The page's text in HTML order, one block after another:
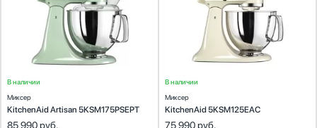
Тип миксера:
стационарный
Мощность миксера (Вт):
Объем чаши (л):
В наличии
Миксер
KitchenAid Artisan 5KSM175PSEPT
85 990руб.
Тип миксера:
стационарный
Мощность миксера (Вт):
Объем чаши (л):
В наличии
Миксер
KitchenAid 5KSM125EAC
75 990руб.